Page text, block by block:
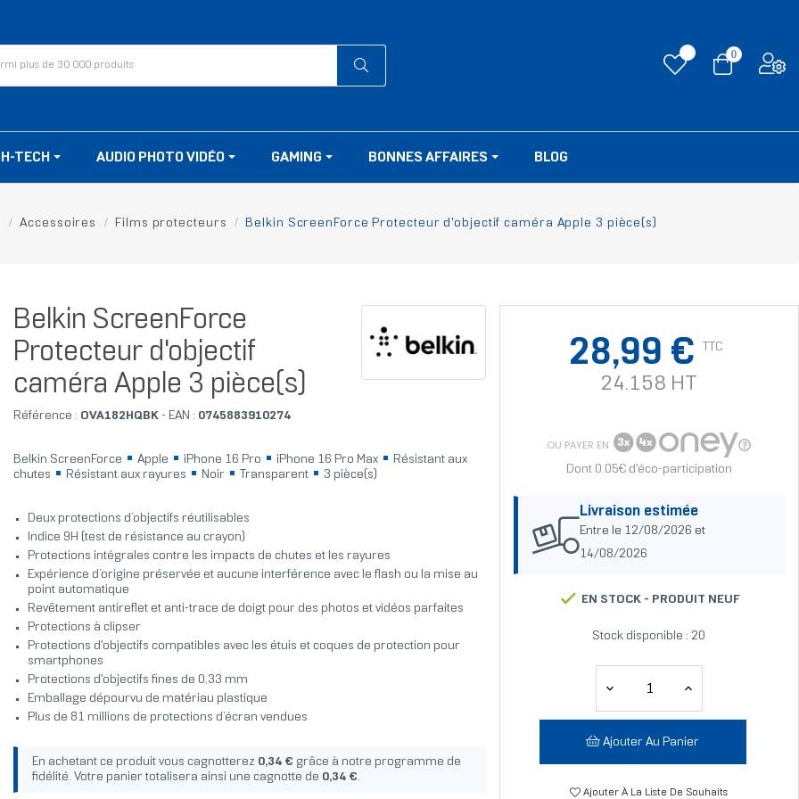
0
TECH AUDIO PHOTO VIDÉO GAMING BONNES AFFAIRES BLOG
Accessoires Films protecteurs Belkin ScreenForce Protecteur d'objectif caméra Apple 3 pièce(s)
Belkin ScreenForce
Protecteur d'objectif
caméra Apple 3 pièce(s)
Référence : OVA182HQBK- EAN : 0745883910274
Belkin ScreenForce Apple iPhone 16 Pro iPhone 16 Pro Max
Résistant aux
chutes
Résistant aux rayures Noir Transparent 3 pièce(s)
Deux protections d’objectifs réutilisables
Indice 9H (test de résistance au crayon)
Protections intégrales contre les impacts de chutes et les rayures
Expérience d’origine préservée et aucune interférence avec le flash ou la mise au
point automatique
Revêtement antireflet et anti-trace de doigt pour des photos et vidéos parfaites
Protections à clipser
Protections d'objectifs compatibles avec les étuis et coques de protection pour
smartphones
Protections d'objectifs fines de 0,33 mm
‌Emballage dépourvu de matériau plastique
Plus de 81 millions de protections d’écran vendues
En achetant ce produit vous cagnotterez 0,34 € grâce à notre programme de
fidélité. Votre panier totalisera ainsi une cagnotte de 0,34 €.
28,99 € TTC
24.158 HT
OU PAYER EN
Dont 0.05€ d'éco-participation
Livraison estimée
Entre le 12/08/2026 et
14/08/2026
EN STOCK - PRODUIT NEUF
Stock disponible : 20
Ajouter Au Panier
Ajouter À La Liste De Souhaits